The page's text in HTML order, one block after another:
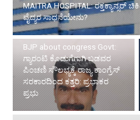
MAITRA HOSPITAL: ರಕ್ತಕ್ಯಾನ್ಸರ್
ವೈದ್ಯರ ಸಾಧನೆಯೇನು?
BJP about congress Govt:
ಗ್ಯಾರಂಟಿ ಕೊಡುಗೆಗಾಗಿ ಬಡವರ
ಪಿಂಚಣಿ ಸೌಲಭ್ಯಕ್ಕೆ ರಾಜ್ಯ ಕಾಂಗ್ರೆಸ್
ಸರಕಾರದಿಂದ ಕತ್ತರಿ: ಪ್ರಭಾಕರ
ಪ್ರಭು